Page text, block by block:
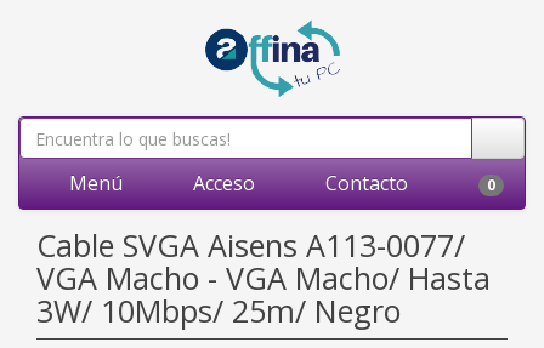
Menú Acceso Contacto 0
Cable SVGA Aisens A113-0077/
VGA Macho - VGA Macho/ Hasta
3W/ 10Mbps/ 25m/ Negro